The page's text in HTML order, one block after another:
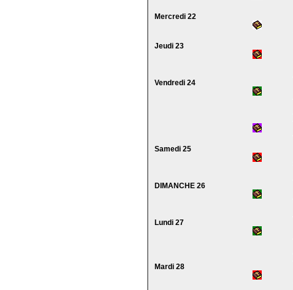
Mercredi 22
Jeudi 23
Vendredi 24
Samedi 25
DIMANCHE 26
Lundi 27
Mardi 28